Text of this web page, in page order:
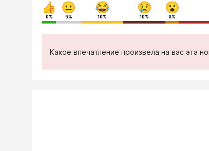
0% 6% 10% 10% 0%
Какое впечатление произвела на вас эта